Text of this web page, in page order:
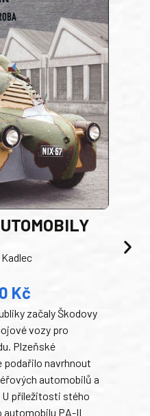
Kč
začaly Škodovy
vozy pro
Plzeňské
podařilo navrhnout
automobilů a
příležitosti stého
automobilu PA-II